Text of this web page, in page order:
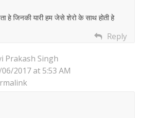
हे जिनकी यारी हम जेसे शेरो के साथ होती हे
Reply
Prakash Singh
2017 at 5:53 AM